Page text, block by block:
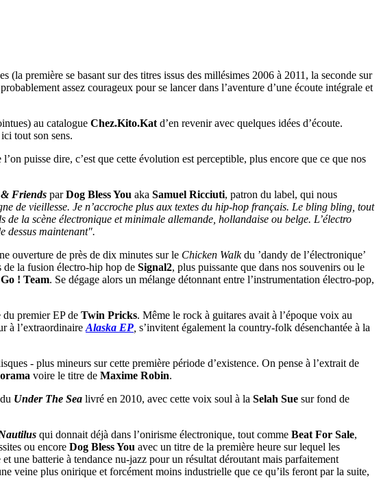
première se basant sur des titres issus des millésimes 2006 à 2011, la seconde sur
assez courageux pour se lancer dans l’aventure d’une écoute intégrale et
au catalogue Chez.Kito.Katd’en revenir avec quelques idées d’écoute.
tout son sens.
puisse dire, c’est que cette évolution est perceptible, plus encore que ce que nos
& Friends parDog Bless You aka Samuel Ricciuti, patron du label, qui nous
de vieillesse. Je n’accroche plus aux textes du hip-hop français. Le bling bling, tout
la scène électronique et minimale allemande, hollandaise ou belge. L’électro
dessus maintenant".
ouverture de près de dix minutes sur le Chicken Walkdu ’dandy de l’électronique’
de la fusion électro-hip hop de Signal2, plus puissante que dans nos souvenirs ou le
! Team. Se dégage alors un mélange détonnant entre l’instrumentation électro-pop,
du premier EP de Twin Pricks. Même le rock à guitares avait à l’époque voix au
à l’extraordinaireAlaska EP, s’invitent également la country-folk désenchantée à la
- plus mineurs sur cette première période d’existence. On pense à l’extrait de
voire le titre de Maxime Robin.
Under The Sea livré en 2010, avec cette voix soul à la Selah Sue sur fond de
qui donnait déjà dans l’onirisme électronique, tout comme Beat For Sale,
ou encore Dog Bless You avec un titre de la première heure sur lequel les
une batterie à tendance nu-jazz pour un résultat déroutant mais parfaitement
veine plus onirique et forcément moins industrielle que ce qu’ils feront par la suite,